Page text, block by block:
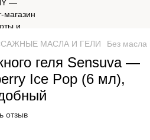
МАСЛА И ГЕЛИ Без масла
геля Sensuva —
Ice Pop (6 мл),
отзыв